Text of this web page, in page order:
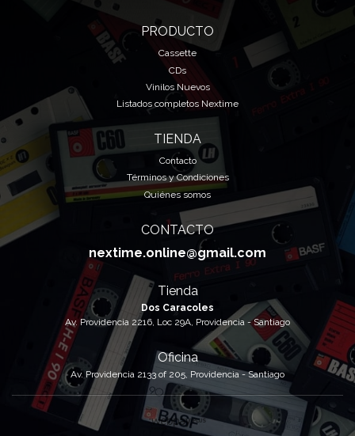
PRODUCTO
Cassette
CDs
Vinilos Nuevos
Listados completos Nextime
TIENDA
Contacto
Términos y Condiciones
Quiénes somos
CONTACTO
nextime.online@gmail.com
Tienda
Dos Caracoles
Av. Providencia 2216, Loc 29A, Providencia - Santiago
Oficina
Av. Providencia 2133 of 205, Providencia - Santiago